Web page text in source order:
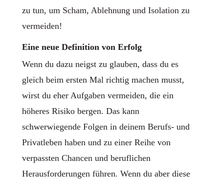
zu tun, um Scham, Ablehnung und Isolation zu
vermeiden!
Eine neue Definition von Erfolg
Wenn du dazu neigst zu glauben, dass du es
gleich beim ersten Mal richtig machen musst,
wirst du eher Aufgaben vermeiden, die ein
höheres Risiko bergen. Das kann
schwerwiegende Folgen in deinem Berufs- und
Privatleben haben und zu einer Reihe von
verpassten Chancen und beruflichen
Herausforderungen führen. Wenn du aber diese